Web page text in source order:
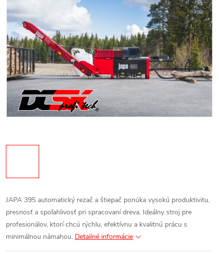
JAPA 395 automatický rezač a štiepač ponúka vysokú produktivitu,
presnosť a spoľahlivosť pri spracovaní dreva. Ideálny stroj pre
profesionálov, ktorí chcú rýchlu, efektívnu a kvalitnú prácu s
minimálnou námahou. Detailné informácie